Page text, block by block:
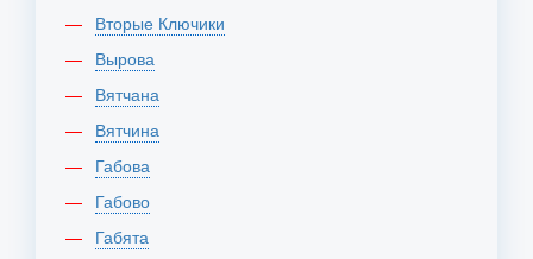
Вторые Ключики
Вырова
Вятчана
Вятчина
Габова
Габово
Габята